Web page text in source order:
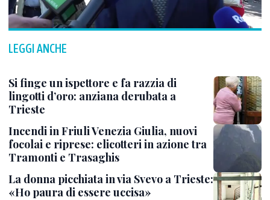
LEGGI ANCHE
Si finge un ispettore e fa razzia di
lingotti d’oro: anziana derubata a
Trieste
Incendi in Friuli Venezia Giulia, nuovi
focolai e riprese: elicotteri in azione tra
Tramonti e Trasaghis
La donna picchiata in via Svevo a Trieste:
«Ho paura di essere uccisa»